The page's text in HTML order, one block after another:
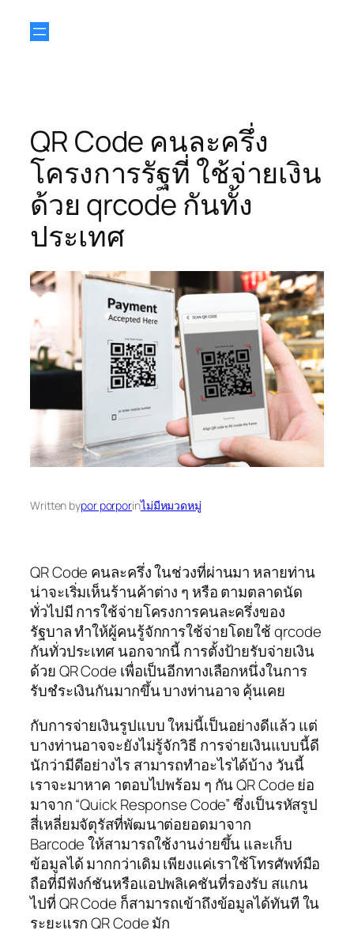
QR Code คนละครึ่ง
โครงการรัฐที่ ใช้จ่ายเงิน
ด้วย qrcode กันทั้ง
ประเทศ
Written bypor porporinไม่มีหมวดหมู่
QR Code คนละครึ่ง ในช่วงที่ผ่านมา หลายท่าน
น่าจะเริ่มเห็นร้านค้าต่าง ๆ หรือ ตามตลาดนัด
ทั่วไปมี การใช้จ่ายโครงการคนละครึ่งของ
รัฐบาล ทำให้ผู้คนรู้จักการใช้จ่ายโดยใช้ qrcode
กันทั่วประเทศ นอกจากนี้ การตั้งป้ายรับจ่ายเงิน
ด้วย QR Code เพื่อเป็นอีกทางเลือกหนึ่งในการ
รับชํระเงินกันมากขึ้น บางท่านอาจ คุ้นเคย
กับการจ่ายเงินรูปแบบ ใหม่นี้เป็นอย่างดีแล้ว แต่
บางท่านอาจจะยังไม่รู้จักวิธี การจ่ายเงินแบบนี้ดี
นักว่ามีดีอย่างไร สามารถทำอะไรได้บ้าง วันนี้
เราจะมาหาค าตอบไปพร้อม ๆ กัน QR Code ย่อ
มาจาก “Quick Response Code” ซึ่งเป็นรหัสรูป
สี่เหลี่ยมจัตุรัสที่พัฒนาต่อยอดมาจาก
Barcode ให้สามารถใช้งานง่ายขึ้น และเก็บ
ข้อมูลได้ มากกว่าเดิม เพียงแค่เราใช้โทรศัพท์มือ
ถือที่มีฟังก์ชันหรือแอปพลิเคชันที่รองรับ สแกน
ไปที่ QR Code ก็สามารถเข้าถึงข้อมูลได้ทันที ใน
ระยะแรก QR Code มัก